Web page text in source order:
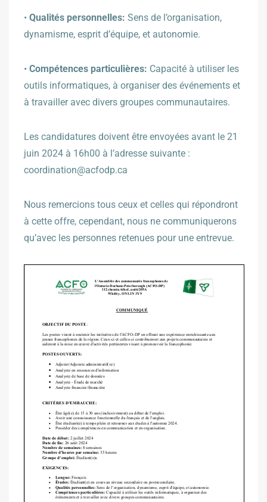
• Qualités personnelles: Sens de l’organisation,
dynamisme, esprit d’équipe, et autonomie.
• Compétences particulières: Capacité à utiliser les
outils informatiques, à organiser des événements et
à travailler avec divers groupes communautaires.
Les candidatures doivent être envoyées avant le 21
juin 2024 à 16h00 à l’adresse suivante :
coordination@acfodp.ca
Nous remercions tous ceux et celles qui répondront
à cette offre, cependant, nous ne communiquerons
qu’avec les personnes retenues pour une entrevue.